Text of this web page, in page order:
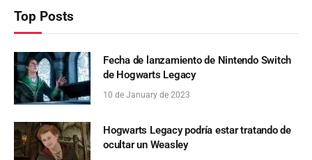
Top Posts
Fecha de lanzamiento de Nintendo Switch
de Hogwarts Legacy
10 de January de 2023
Hogwarts Legacy podría estar tratando de
ocultar un Weasley